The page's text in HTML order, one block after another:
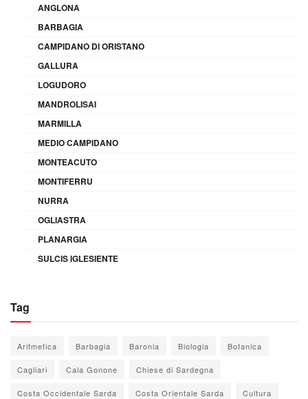
ANGLONA
BARBAGIA
CAMPIDANO DI ORISTANO
GALLURA
LOGUDORO
MANDROLISAI
MARMILLA
MEDIO CAMPIDANO
MONTEACUTO
MONTIFERRU
NURRA
OGLIASTRA
PLANARGIA
SULCIS IGLESIENTE
Tag
Aritmetica Barbagia Baronia Biologia Botanica
Cagliari Cala Gonone Chiese di Sardegna
Costa Occidentale Sarda Costa Orientale Sarda Cultura